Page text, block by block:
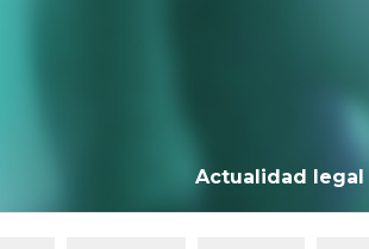
Actualidad legal